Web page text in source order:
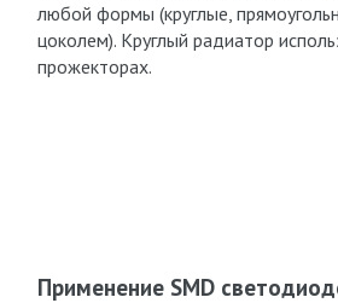
любой формы (круглые,
цоколем). Круглый радиатор
прожекторах.
Применение SMD